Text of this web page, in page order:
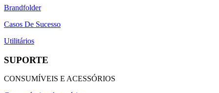
Brandfolder
Casos De Sucesso
Utilitários
SUPORTE
CONSUMÍVEIS E ACESSÓRIOS